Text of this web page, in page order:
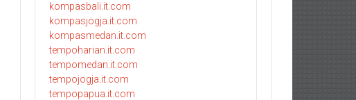
kompasbali.it.com
kompasjogja.it.com
kompasmedan.it.com
tempoharian.it.com
tempomedan.it.com
tempojogja.it.com
tempopapua.it.com